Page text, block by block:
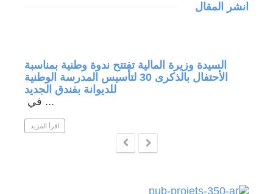
انشر المقال
السيدة وزيرة المالية تفتتح ندوة وطنية بمناسبة
الأحتفال بالذكرى 30 لتأسيس المدرسة الوطنية
للديوانة بفندق الجديد
في ...
اقرأ المزيد